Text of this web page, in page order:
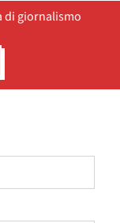
di giornalismo